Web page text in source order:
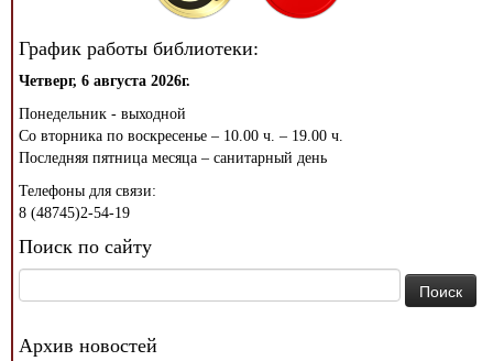
График работы библиотеки:
Четверг, 6 августа 2026г.
Понедельник - выходной
Со вторника по воскресенье – 10.00 ч. – 19.00 ч.
Последняя пятница месяца – санитарный день
Телефоны для связи:
8 (48745)2-54-19
Поиск по сайту
Архив новостей